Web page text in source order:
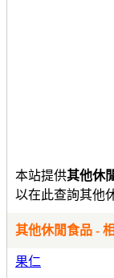
本站提供其他休
以在此查詢其他
其他休閒食品 -
果仁